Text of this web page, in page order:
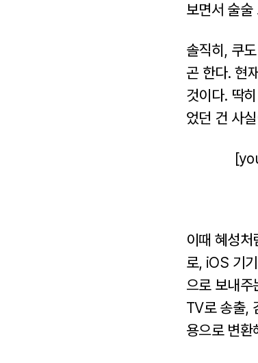
보면서 술
솔직히, 쿠
곤 한다. 현
것이다. 딱
었던 건 사
이때 혜성
로, iOS 기
으로 보내주
TV로 송출,
용으로 변